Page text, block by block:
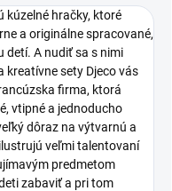
kúzelné hračky, ktoré
a originálne spracované,
detí. A nudiť sa s nimi
kreatívne sety Djeco vás
firma, ktorá
vtipné a jednoducho
dôraz na výtvarnú a
veľmi talentovaní
predmetom
zabaviť a pri tom